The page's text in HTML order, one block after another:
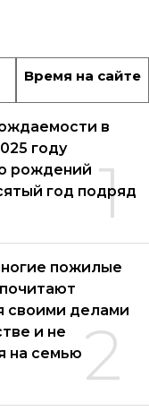
Время на сайте
1
в
году
рождений
год подряд
2
пожилые
своими делами
и не
на семью